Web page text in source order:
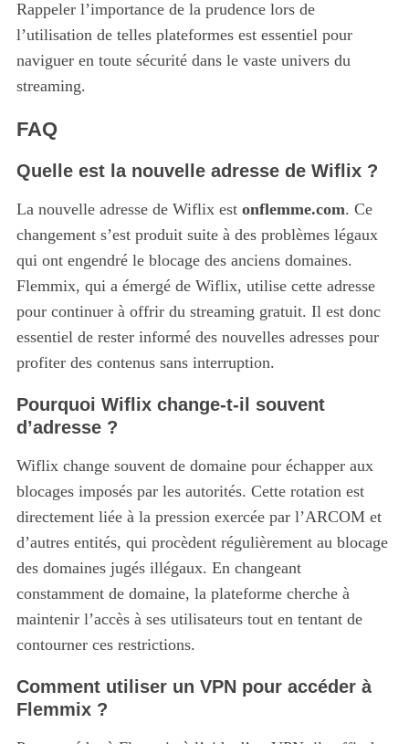
Rappeler l’importance de la prudence lors de
l’utilisation de telles plateformes est essentiel pour
naviguer en toute sécurité dans le vaste univers du
streaming.
FAQ
Quelle est la nouvelle adresse de Wiflix ?
La nouvelle adresse de Wiflix est onflemme.com. Ce
changement s’est produit suite à des problèmes légaux
qui ont engendré le blocage des anciens domaines.
Flemmix, qui a émergé de Wiflix, utilise cette adresse
pour continuer à offrir du streaming gratuit. Il est donc
essentiel de rester informé des nouvelles adresses pour
profiter des contenus sans interruption.
Pourquoi Wiflix change-t-il souvent
d’adresse ?
Wiflix change souvent de domaine pour échapper aux
blocages imposés par les autorités. Cette rotation est
directement liée à la pression exercée par l’ARCOM et
d’autres entités, qui procèdent régulièrement au blocage
des domaines jugés illégaux. En changeant
constamment de domaine, la plateforme cherche à
maintenir l’accès à ses utilisateurs tout en tentant de
contourner ces restrictions.
Comment utiliser un VPN pour accéder à
Flemmix ?